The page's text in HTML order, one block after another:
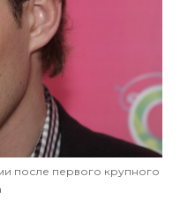
после первого крупного